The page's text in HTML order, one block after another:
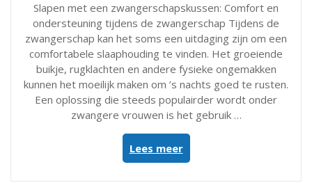
Slapen met een zwangerschapskussen: Comfort en
ondersteuning tijdens de zwangerschap Tijdens de
zwangerschap kan het soms een uitdaging zijn om een
comfortabele slaaphouding te vinden. Het groeiende
buikje, rugklachten en andere fysieke ongemakken
kunnen het moeilijk maken om ’s nachts goed te rusten.
Een oplossing die steeds populairder wordt onder
zwangere vrouwen is het gebruik …
Lees meer“Optimaal
comfort:
Slapen